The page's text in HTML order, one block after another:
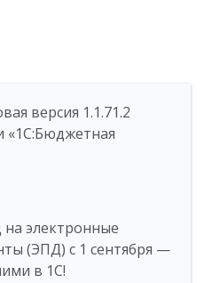
версия 1.1.71.2
«1C:Бюджетная
электронные
(ЭПД) с 1 сентября —
в 1С!